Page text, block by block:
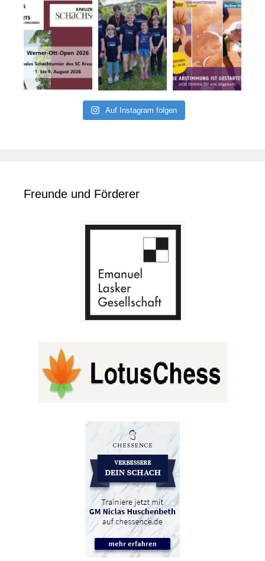
Auf Instagram folgen
Freunde und Förderer